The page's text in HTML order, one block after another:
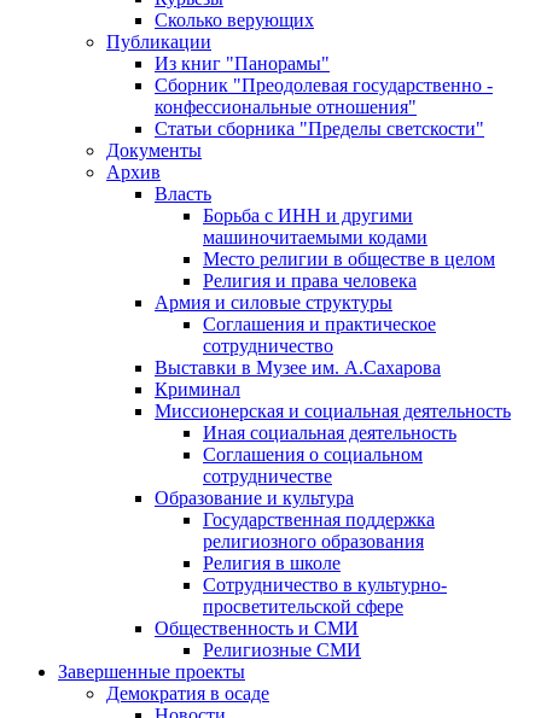
Сколько верующих
Публикации
Из книг "Панорамы"
Сборник "Преодолевая государственно -
конфессиональные отношения"
Статьи сборника "Пределы светскости"
Документы
Архив
Власть
Борьба с ИНН и другими
машиночитаемыми кодами
Место религии в обществе в целом
Религия и права человека
Армия и силовые структуры
Соглашения и практическое
сотрудничество
Выставки в Музее им. А.Сахарова
Криминал
Миссионерская и социальная деятельность
Иная социальная деятельность
Соглашения о социальном
сотрудничестве
Образование и культура
Государственная поддержка
религиозного образования
Религия в школе
Сотрудничество в культурно-
просветительской сфере
Общественность и СМИ
Религиозные СМИ
Завершенные проекты
Демократия в осаде